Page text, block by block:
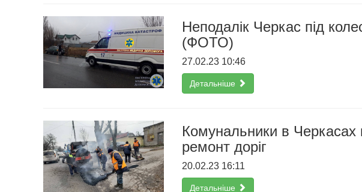
Неподалік Черкас під
(ФОТО)
27.02.23 10:46
Детальніше
Комунальники в
ремонт доріг
20.02.23 16:11
Детальніше